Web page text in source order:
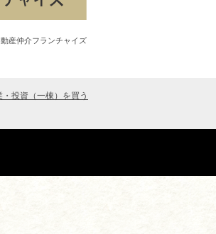
産仲介フランチャイズ
・投資（一棟）を買う